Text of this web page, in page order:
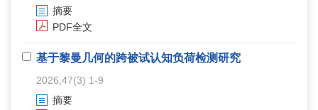
摘要
PDF全文
基于黎曼几何的跨被试认知负荷检测研究
2026,47(3) 1-9
摘要